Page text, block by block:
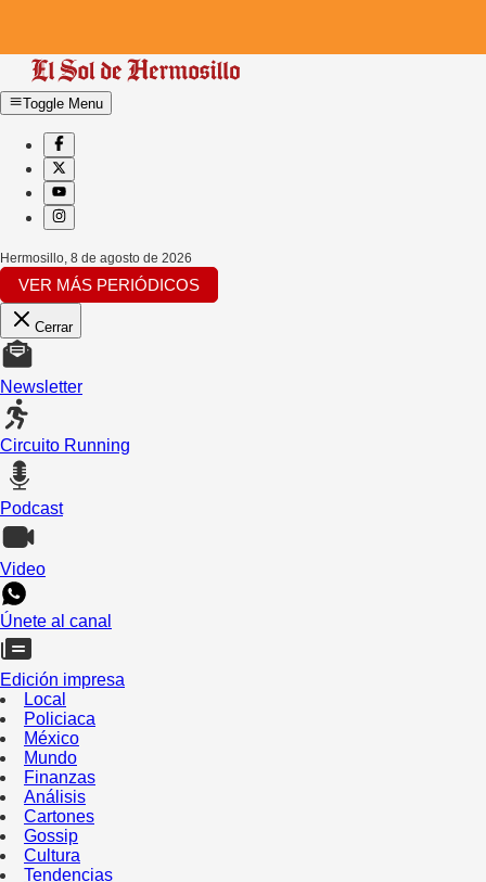
Toggle Menu
Hermosillo 8 de agosto de 2026
VER MÁS PERIÓDICOS
Cerrar
Newsletter
Circuito Running
Podcast
Video
Únete al canal
Edición impresa
Local
Policiaca
México
Mundo
Finanzas
Análisis
Cartones
Gossip
Cultura
Tendencias